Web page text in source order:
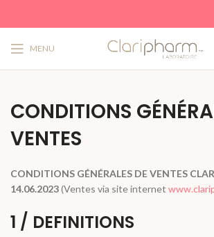
MENU
CONDITIONS
VENTES
CONDITIONS GÉNÉRALES DE VENTES
14.06.2023(Ventes via site internet
1 / DEFINITIONS